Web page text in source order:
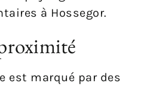
à Hossegor.
est marqué par des